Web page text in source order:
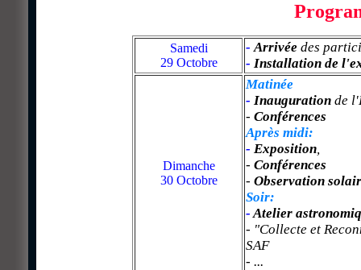
Samedi
29 Octobre
- Arrivée des
- Installation de
Dimanche
30 Octobre
Matinée
- Inauguration de
- Conférences
Après midi:
- Exposition,
- Conférences
- Observation
Soir:
- Atelier
- "Collecte et
SAF
- ...